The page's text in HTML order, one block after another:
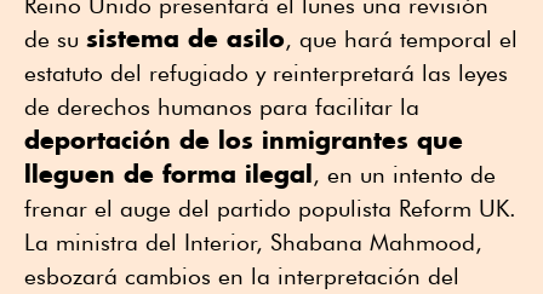
de su sistema de asilo, que hará temporal el
estatuto del refugiado y reinterpretará las leyes
de derechos humanos para facilitar la
deportación de los inmigrantes que
lleguen de forma ilegal, en un intento de
frenar el auge del partido populista Reform UK.
La ministra del Interior, Shabana Mahmood,
esbozará cambios en la interpretación del